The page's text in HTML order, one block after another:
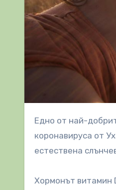
Едно от най-добрите неща, които можете да направите, за да се защитите по естествен начин от
коронавируса от
естествена
Хормонът витамин